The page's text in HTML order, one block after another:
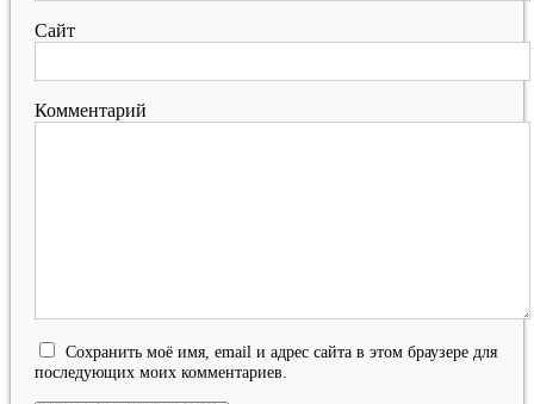
Сайт
Комментарий
Сохранить моё имя, email и адрес сайта в этом браузере для
последующих моих комментариев.